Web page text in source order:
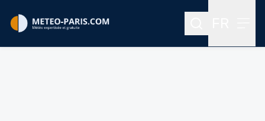
Rechercher